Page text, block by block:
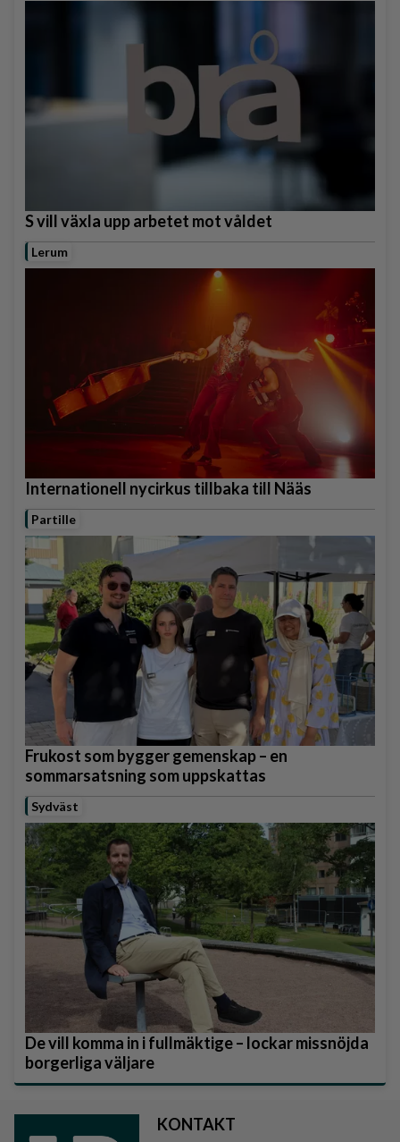
S vill växla upp arbetet mot våldet
Lerum
Internationell nycirkus tillbaka till Nääs
Partille
Frukost som bygger gemenskap – en
sommarsatsning som uppskattas
Sydväst
De vill komma in i fullmäktige – lockar missnöjda
borgerliga väljare
KONTAKT